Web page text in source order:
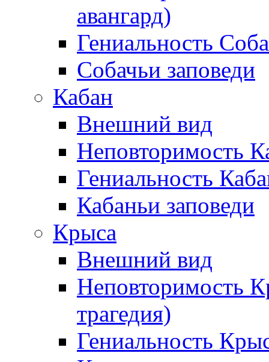
авангард)
Гениальность
Собачьи заповеди
Кабан
Внешний вид
Неповторимость
Гениальность
Кабаньи заповеди
Крыса
Внешний вид
Неповторимость
трагедия)
Гениальность